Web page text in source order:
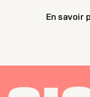
En savoir